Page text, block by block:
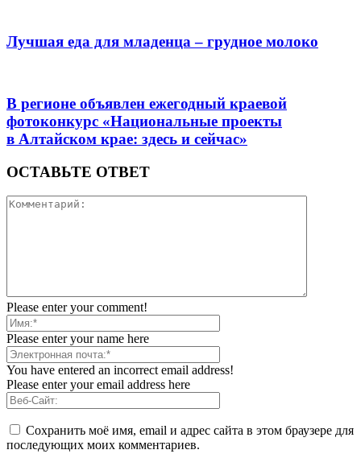
Лучшая еда для младенца – грудное молоко
В регионе объявлен ежегодный краевой
фотоконкурс «Национальные проекты
в Алтайском крае: здесь и сейчас»
ОСТАВЬТЕ ОТВЕТ
Please enter your comment!
Please enter your name here
You have entered an incorrect email address!
Please enter your email address here
Сохранить моё имя, email и адрес сайта в этом браузере для
последующих моих комментариев.